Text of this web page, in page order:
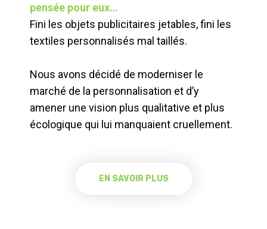
pensée pour eux…
Fini les objets publicitaires jetables, fini les
textiles personnalisés mal taillés.
Nous avons décidé de moderniser le
marché de la personnalisation et d’y
amener une vision plus qualitative et plus
écologique qui lui manquaient cruellement.
EN SAVOIR PLUS